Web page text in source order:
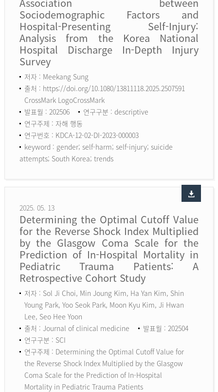
Sociodemographic Factors and
Hospital-Presenting Self-Injury:
Analysis from the Korea National
Hospital Discharge In-Depth Injury
Survey
저자 : Meekang Sung
출처 : https://doi.org/10.1080/13811118.2025.2507591
CrossMark LogoCrossMark
발표월 : 202506
연구구분 : descriptive
연구주제 : 자해 행동
연구번호 : KDCA-12-02-DI-2023-000003
keyword : gender; self-harm; self-injury; suicide
attempts; South Korea; trends
2025. 05. 13
Determining the Optimal Cutoff Value
for the Reverse Shock Index Multiplied
by the Glasgow Coma Scale for the
Prediction of In-Hospital Mortality in
Pediatric Trauma Patients: A
Retrospective Cohort Study
저자 : Sol Ji Choi, Min Joung Kim, Ha Yan Kim, Shin
Young Park, Yoo Seok Park, Moon Kyu Kim, Ji Hwan
Lee, Seo Hee Yoon
출처 : Journal of clinical medicine
발표월 : 202504
연구구분 : SCI
연구주제 : Determining the Optimal Cutoff Value for
the Reverse Shock Index Multiplied by the Glasgow
Coma Scale for the Prediction of In-Hospital
Mortality in Pediatric Trauma Patients